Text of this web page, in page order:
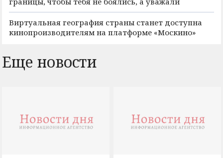
Виртуальная география страны станет доступна
кинопроизводителям на платформе «Москино»
Еще новости